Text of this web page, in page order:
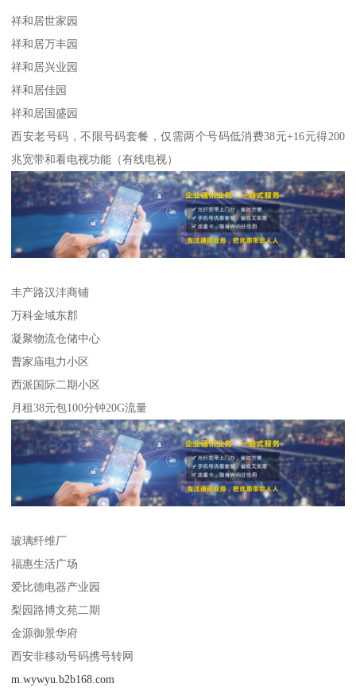
祥和居世家园
祥和居万丰园
祥和居兴业园
祥和居佳园
祥和居国盛园
西安老号码，不限号码套餐，仅需两个号码低消费38元+16元得200
兆宽带和看电视功能（有线电视）
丰产路汉沣商铺
万科金域东郡
凝聚物流仓储中心
曹家庙电力小区
西派国际二期小区
月租38元包100分钟20G流量
玻璃纤维厂
福惠生活广场
爱比德电器产业园
梨园路博文苑二期
金源御景华府
西安非移动号码携号转网
m.wywyu.b2b168.com